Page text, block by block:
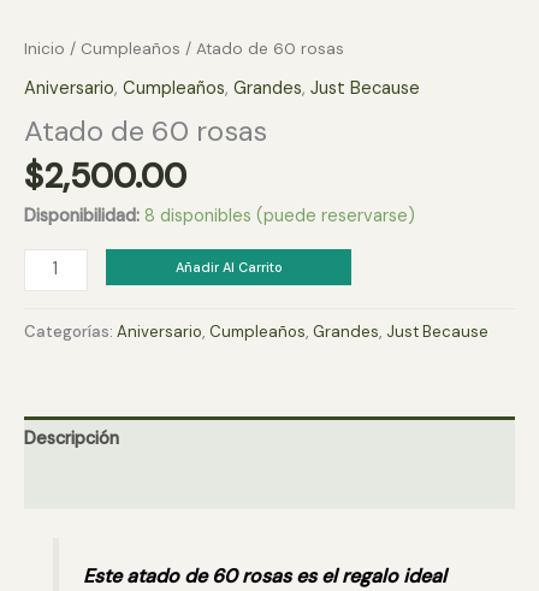
Inicio / Cumpleaños / Atado de 60 rosas
Aniversario, Cumpleaños, Grandes, Just Because
Atado de 60 rosas
$2,500.00
Disponibilidad: 8 disponibles (puede reservarse)
Atado
de
rosas
Añadir Al Carrito
Categorías: Aniversario, Cumpleaños, Grandes, Just Because
Descripción
Este atado de 60 rosas es el regalo ideal